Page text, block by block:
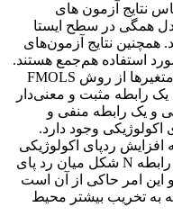
نتایج آزمون های
همگی در سطح ایستا
همچنین نتایج آزمون‌های
استفاده هم‌جمع هستند.
به منظور برآورد روابط بلندمدت میان متغیرها از روش FMOLS
یک رابطه مثبت و معنی‌دار
و یک رابطه منفی و
اکولوژیکی وجود دارد.
ردپای اکولوژیکی
می‌شود. همچنین نتایج نشان داد که یک رابطه N شکل میان رد پای
این امر حاکی از آن است
به تخریب بیشتر محیط